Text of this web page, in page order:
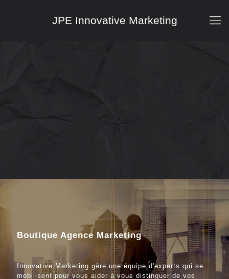
JPE Innovative Marketing
Boutique Agence Marketing
Innovative Marketing gère une équipe d'experts qui se
mobilisent pour vous aider à vous distinguer de vos